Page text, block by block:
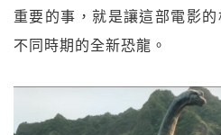
重要的事，就是讓這部電影
不同時期的全新恐龍。